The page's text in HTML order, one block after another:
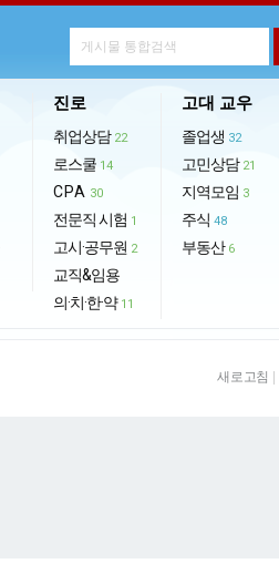
진로
취업상담 22
로스쿨 14
CPA 30
전문직 시험 1
고시·공무원 2
교직&임용
의·치·한·약 11
고대 교우
졸업생 32
고민상담 21
지역모임 3
주식 48
부동산 6
새로고침